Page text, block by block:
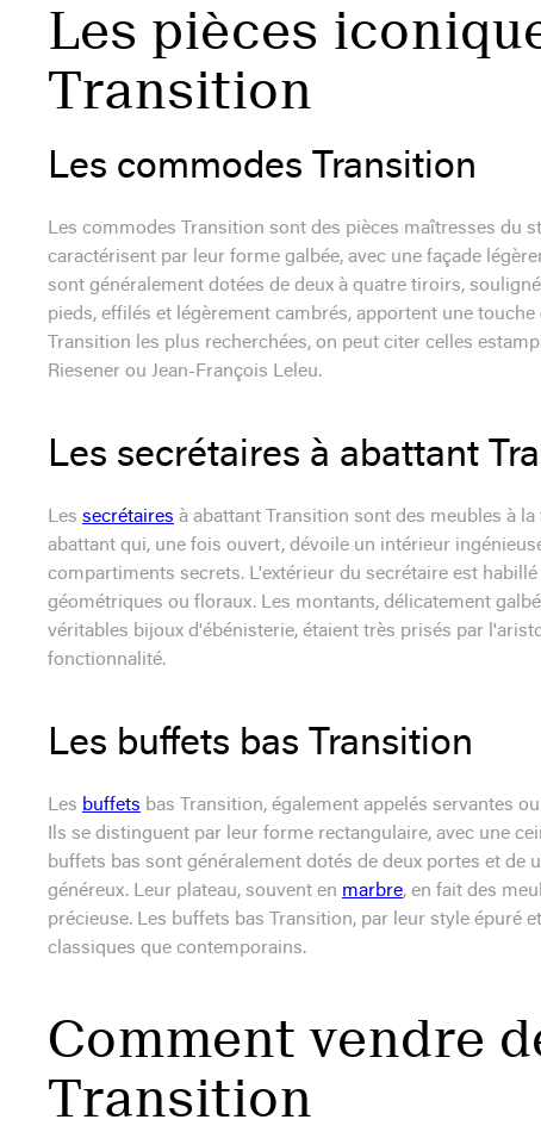
Les pièces
Transition
Les commodes Transition
Les commodes Transition sont des pièces maîtresses du
caractérisent par leur forme galbée, avec une façade
sont généralement dotées de deux à quatre tiroirs,
pieds, effilés et légèrement cambrés, apportent une
Transition les plus recherchées, on peut citer celles
Riesener ou Jean-François Leleu.
Les secrétaires à abattant
Les secrétaires à abattant Transition sont des meubles à
abattant qui, une fois ouvert, dévoile un intérieur
compartiments secrets. L'extérieur du secrétaire est
géométriques ou floraux. Les montants, délicatement
véritables bijoux d'ébénisterie, étaient très prisés par
fonctionnalité.
Les buffets bas Transition
Les buffets bas Transition, également appelés servantes
Ils se distinguent par leur forme rectangulaire, avec une
buffets bas sont généralement dotés de deux portes et de
généreux. Leur plateau, souvent en marbre, en fait des
précieuse. Les buffets bas Transition, par leur style épuré
classiques que contemporains.
Comment vendre
Transition